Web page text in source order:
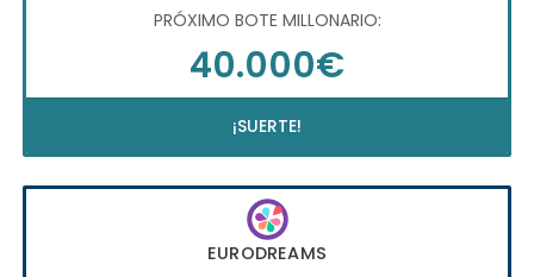
PRÓXIMO BOTE MILLONARIO:
40.000€
¡SUERTE!
EURODREAMS